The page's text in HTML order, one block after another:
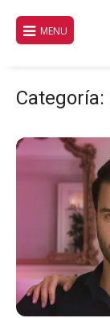
contenido
MENU
Categoría: